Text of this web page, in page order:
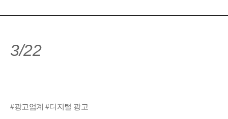
3/22
#광고업계 #디지털 광고